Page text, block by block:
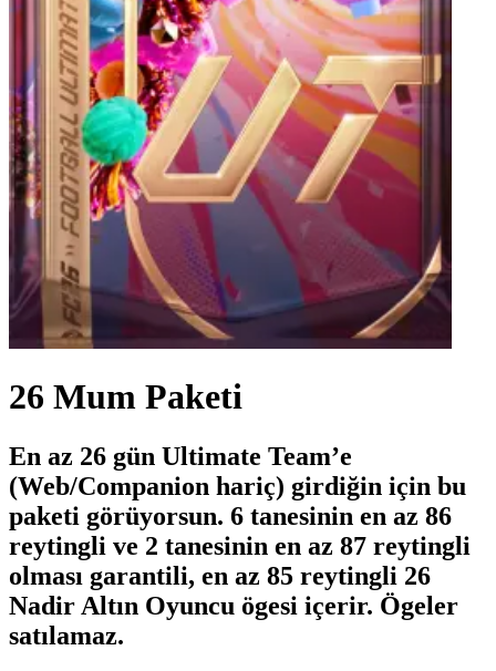
26 Mum Paketi
En az 26 gün Ultimate Team’e
(Web/Companion hariç) girdiğin için bu
paketi görüyorsun. 6 tanesinin en az 86
reytingli ve 2 tanesinin en az 87 reytingli
olması garantili, en az 85 reytingli 26
Nadir Altın Oyuncu ögesi içerir. Ögeler
satılamaz.